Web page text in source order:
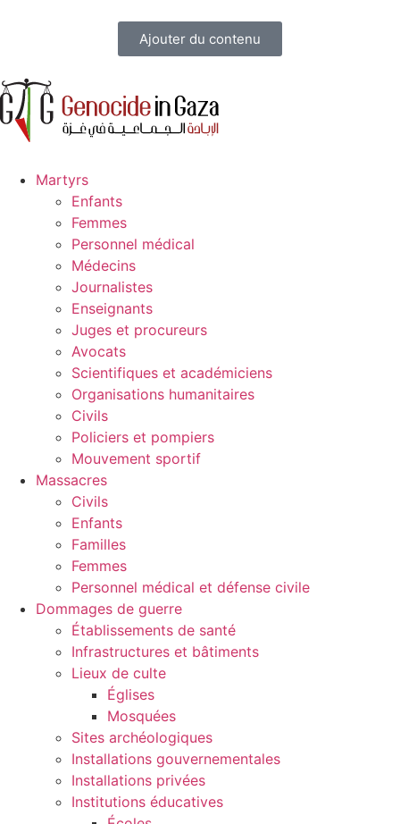
Ajouter du contenu
Martyrs
Enfants
Femmes
Personnel médical
Médecins
Journalistes
Enseignants
Juges et procureurs
Avocats
Scientifiques et académiciens
Organisations humanitaires
Civils
Policiers et pompiers
Mouvement sportif
Massacres
Civils
Enfants
Familles
Femmes
Personnel médical et défense civile
Dommages de guerre
Établissements de santé
Infrastructures et bâtiments
Lieux de culte
Églises
Mosquées
Sites archéologiques
Installations gouvernementales
Installations privées
Institutions éducatives